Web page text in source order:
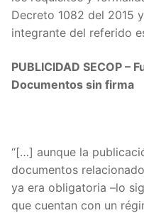
Decreto 1082 del 2015
integrante del referido
PUBLICIDAD SECOP –
Documentos sin firma
“[…] aunque la
documentos
ya era obligatoria –lo
que cuentan con un